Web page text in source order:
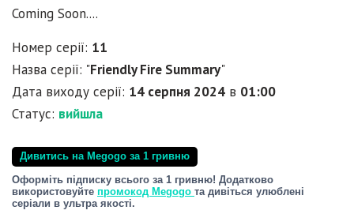
Coming Soon....
Номер серії: 11
Назва серії: "Friendly Fire Summary"
Дата виходу серії: 14 серпня 2024 в 01:00
Статус: вийшла
Дивитись на Megogo за 1 гривню
Оформіть підписку всього за 1 гривню! Додатково
використовуйте промокод Megogo та дивіться улюблені
серіали в ультра якості.